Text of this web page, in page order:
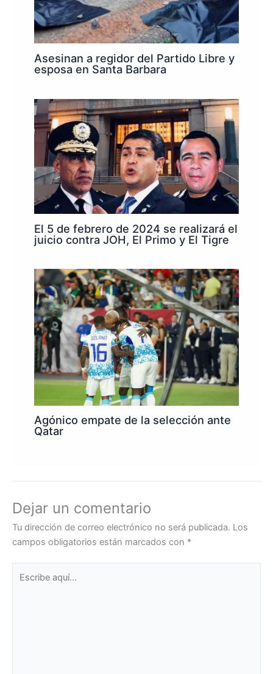
Asesinan a regidor del Partido Libre y
esposa en Santa Barbara
El 5 de febrero de 2024 se realizará el
juicio contra JOH, El Primo y El Tigre
Agónico empate de la selección ante
Qatar
Dejar un comentario
Tu dirección de correo electrónico no será publicada. Los
campos obligatorios están marcados con *
aquí...